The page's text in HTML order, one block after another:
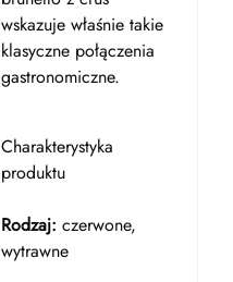
wskazuje właśnie takie
klasyczne połączenia
gastronomiczne.
Charakterystyka
produktu
Rodzaj: czerwone,
wytrawne